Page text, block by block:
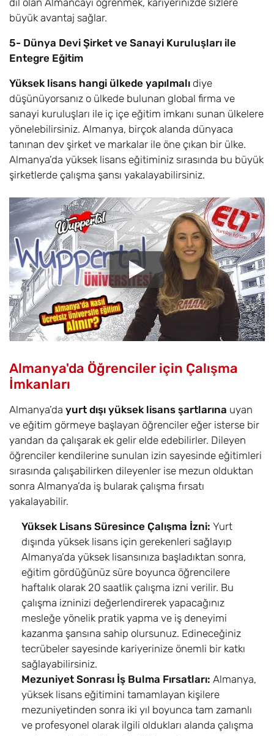
büyük avantaj sağlar.
5- Dünya Devi Şirket ve Sanayi Kuruluşları ile
Entegre Eğitim
Yüksek lisans hangi ülkede yapılmalı diye
düşünüyorsanız o ülkede bulunan global firma ve
sanayi kuruluşları ile iç içe eğitim imkanı sunan ülkelere
yönelebilirsiniz. Almanya, birçok alanda dünyaca
tanınan dev şirket ve markalar ile öne çıkan bir ülke.
Almanya’da yüksek lisans eğitiminiz sırasında bu büyük
şirketlerde çalışma şansı yakalayabilirsiniz.
Almanya'da Öğrenciler için Çalışma
İmkanları
Almanya’da yurt dışı yüksek lisans şartlarına uyan
ve eğitim görmeye başlayan öğrenciler eğer isterse bir
yandan da çalışarak ek gelir elde edebilirler. Dileyen
öğrenciler kendilerine sunulan izin sayesinde eğitimleri
sırasında çalışabilirken dileyenler ise mezun olduktan
sonra Almanya’da iş bularak çalışma fırsatı
yakalayabilir.
Yüksek Lisans Süresince Çalışma İzni: Yurt
dışında yüksek lisans için gerekenleri sağlayıp
Almanya’da yüksek lisansınıza başladıktan sonra,
eğitim gördüğünüz süre boyunca öğrencilere
haftalık olarak 20 saatlik çalışma izni verilir. Bu
çalışma izninizi değerlendirerek yapacağınız
mesleğe yönelik pratik yapma ve iş deneyimi
kazanma şansına sahip olursunuz. Edineceğiniz
tecrübeler sayesinde kariyerinize önemli bir katkı
sağlayabilirsiniz.
Mezuniyet Sonrası İş Bulma Fırsatları: Almanya,
yüksek lisans eğitimini tamamlayan kişilere
mezuniyetinden sonra iki yıl boyunca tam zamanlı
ve profesyonel olarak ilgili oldukları alanda çalışma